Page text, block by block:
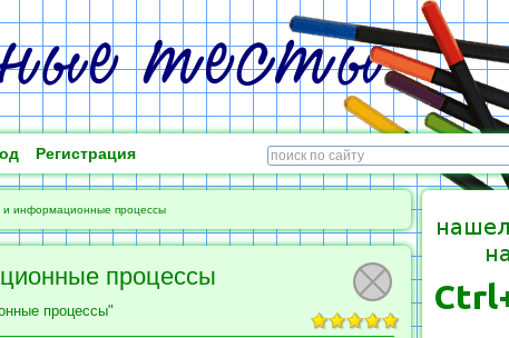
Регистрация
информационные процессы
процессы
процессы"